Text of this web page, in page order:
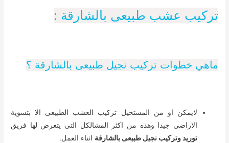
تركيب عشب طبيعى بالشارقة :
ماهي خطوات تركيب نجيل طبيعى بالشارقة ؟
لايمكن او من المستحيل تركيب العشب الطبيعى الا بتسوية
الاراضى جيدا وهذه من اكثر المشالكل التى يتعرض لها فريق
توريد وتركيب نجيل طبيعى بالشارقة اثناء العمل.